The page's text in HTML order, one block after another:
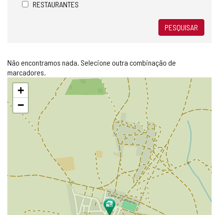
RESTAURANTES
PESQUISAR
Não encontramos nada. Selecione outra combinação de
marcadores.
Pular
mapa
+
−